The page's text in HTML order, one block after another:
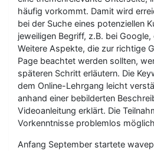
häufig vorkommt. Damit wird
bei der Suche eines potenziellen
jeweiligen Begriff, z.B. bei
Weitere Aspekte, die zur richtige
Page beachtet werden sollten,
späteren Schritt erläutern. Die
dem Online-Lehrgang leicht
anhand einer bebilderten
Videoanleitung erklärt. Die
Vorkenntnisse problemlos
Anfang September startete